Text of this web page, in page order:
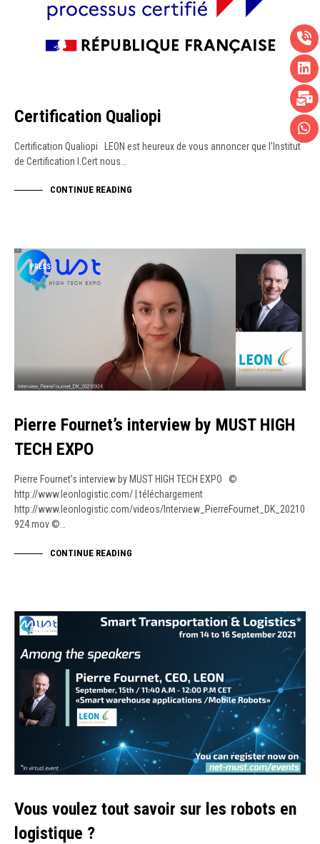
Certification Qualiopi
Certification Qualiopi LEON est heureux de vous annoncer que l’Institut
de Certification I.Cert nous…
CONTINUE READING
PRESS
Pierre Fournet’s interview by MUST HIGH
TECH EXPO
Pierre Fournet’s interview by MUST HIGH TECH EXPO ©
http://www.leonlogistic.com/ | téléchargement
http://www.leonlogistic.com/videos/Interview_PierreFournet_DK_20210
924.mov ©…
CONTINUE READING
PRESS
Vous voulez tout savoir sur les robots en
logistique ?